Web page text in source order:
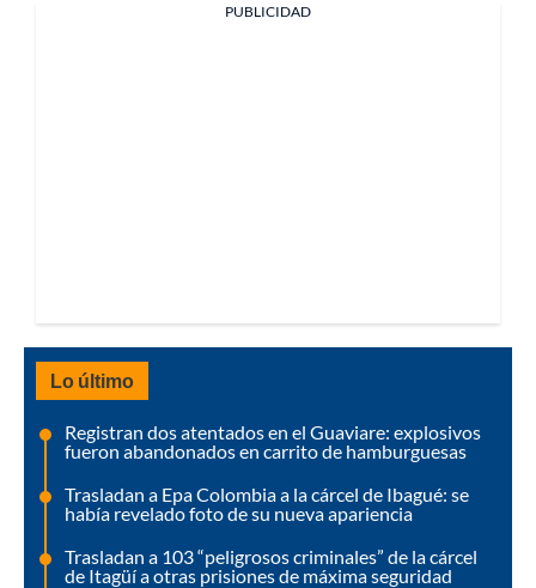
PUBLICIDAD
Lo último
Registran dos atentados en el Guaviare: explosivos
fueron abandonados en carrito de hamburguesas
Trasladan a Epa Colombia a la cárcel de Ibagué: se
había revelado foto de su nueva apariencia
Trasladan a 103 “peligrosos criminales” de la cárcel
de Itagüí a otras prisiones de máxima seguridad